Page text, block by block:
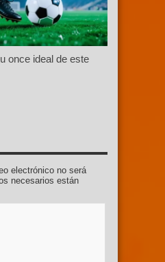
once ideal de este
electrónico no será
necesarios están